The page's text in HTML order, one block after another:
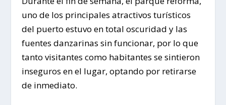
uno de los principales atractivos turísticos
del puerto estuvo en total oscuridad y las
fuentes danzarinas sin funcionar, por lo que
tanto visitantes como habitantes se sintieron
inseguros en el lugar, optando por retirarse
de inmediato.